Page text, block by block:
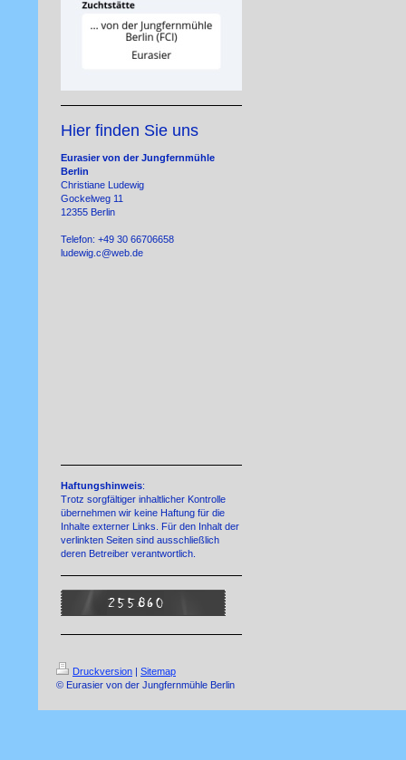
Hier finden Sie uns
Eurasier von der Jungfernmühle
Berlin
Christiane Ludewig
Gockelweg 11
12355 Berlin
Telefon: +49 30 66706658
ludewig.c@web.de
Haftungshinweis:
Trotz sorgfältiger inhaltlicher Kontrolle
übernehmen wir keine Haftung für die
Inhalte externer Links. Für den Inhalt der
verlinkten Seiten sind ausschließlich
deren Betreiber verantwortlich.
Druckversion | Sitemap
© Eurasier von der Jungfernmühle Berlin